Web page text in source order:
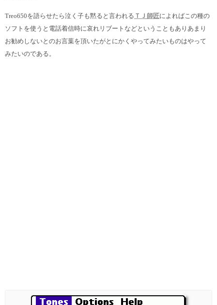
Treo650を語らせたら泣く子も黙ると言われる ＴＪ師匠によればこの種の
ソフトを使うと電話着信時に哀れリブートなどということもありあまり
お勧めしないとのお言葉を頂いたがとにかくやってみたいものはやって
みたいのである。